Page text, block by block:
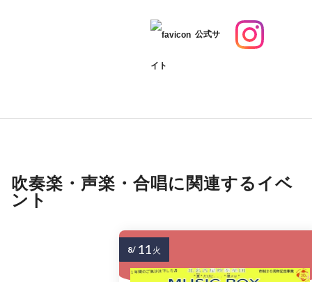
公式サ
イト
吹奏楽・声楽・合唱に関連するイベ
ント
8/ 11 火